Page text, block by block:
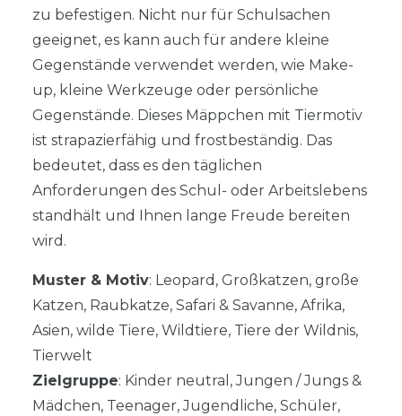
zu befestigen. Nicht nur für Schulsachen
geeignet, es kann auch für andere kleine
Gegenstände verwendet werden, wie Make-
up, kleine Werkzeuge oder persönliche
Gegenstände. Dieses Mäppchen mit Tiermotiv
ist strapazierfähig und frostbeständig. Das
bedeutet, dass es den täglichen
Anforderungen des Schul- oder Arbeitslebens
standhält und Ihnen lange Freude bereiten
wird.
Muster & Motiv: Leopard, Großkatzen, große
Katzen, Raubkatze, Safari & Savanne, Afrika,
Asien, wilde Tiere, Wildtiere, Tiere der Wildnis,
Tierwelt
Zielgruppe: Kinder neutral, Jungen / Jungs &
Mädchen, Teenager, Jugendliche, Schüler,